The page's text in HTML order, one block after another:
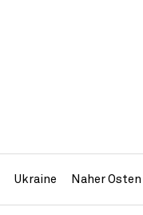
Ukraine Naher Osten